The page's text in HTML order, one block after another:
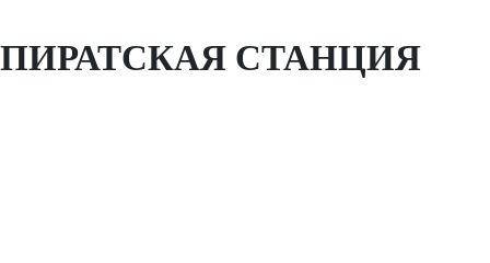
ПИРАТСКАЯ СТАНЦИЯ